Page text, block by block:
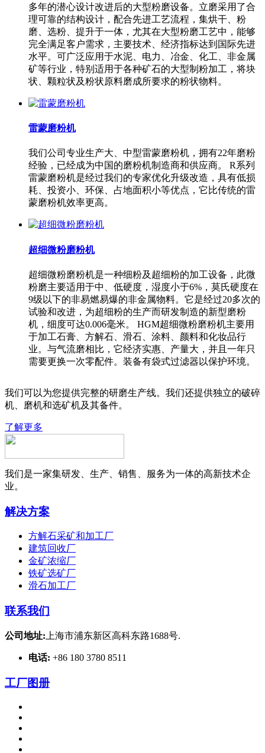
多年的潜心设计改进后的大型粉磨设备。立磨采用了合
理可靠的结构设计，配合先进工艺流程，集烘干、粉
磨、选粉、提升于一体，尤其在大型粉磨工艺中，能够
完全满足客户需求，主要技术、经济指标达到国际先进
水平。可广泛应用于水泥、电力、冶金、化工、非金属
矿等行业，特别适用于各种矿石的大型制粉加工，将块
状、颗粒状及粉状原料磨成所要求的粉状物料。
雷蒙磨粉机
我们公司专业生产大、中型雷蒙磨粉机，拥有22年磨粉
经验，已经成为中国的磨粉机制造商和供应商。 R系列
雷蒙磨粉机是经过我们的专家优化升级改造，具有低损
耗、投资小、环保、占地面积小等优点，它比传统的雷
蒙磨粉机效率更高。
超细微粉磨粉机
超细微粉磨粉机是一种细粉及超细粉的加工设备，此微
粉磨主要适用于中、低硬度，湿度小于6%，莫氏硬度在
9级以下的非易燃易爆的非金属物料。它是经过20多次的
试验和改进，为超细粉的生产而研发制造的新型磨粉
机，细度可达0.006毫米。 HGM超细微粉磨粉机主要用
于加工石膏、方解石、滑石、涂料、颜料和化妆品行
业。与气流磨相比，它经济实惠、产量大，并且一年只
需要更换一次零配件。装备有袋式过滤器以保护环境。
我们可以为您提供完整的研磨生产线。我们还提供独立的破碎
机、磨机和选矿机及其备件。
了解更多
我们是一家集研发、生产、销售、服务为一体的高新技术企
业。
解决方案
方解石采矿和加工厂
建筑回收厂
金矿浓缩厂
铁矿选矿厂
滑石加工厂
联系我们
公司地址: 上海市浦东新区高科东路1688号.
电话: +86 180 3780 8511
工厂图册